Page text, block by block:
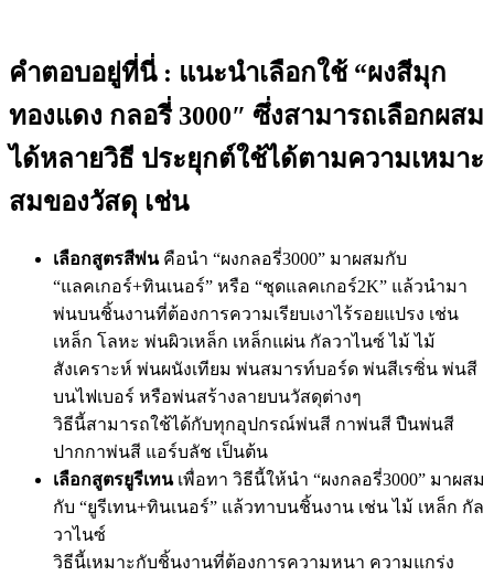
คำตอบอยู่ที่นี่ : แนะนำเลือกใช้ “ผงสีมุก
ทองแดง กลอรี่ 3000″ ซึ่งสามารถเลือกผสม
ได้หลายวิธี ประยุกต์ใช้ได้ตามความเหมาะ
สมของวัสดุ เช่น
เลือกสูตรสีพ่นคือนำ “ผงกลอรี่3000” มาผสมกับ
“แลคเกอร์+ทินเนอร์” หรือ “ชุดแลคเกอร์2K” แล้วนำมา
พ่นบนชิ้นงานที่ต้องการความเรียบเงาไร้รอยแปรง เช่น
เหล็ก โลหะ พ่นผิวเหล็ก เหล็กแผ่น กัลวาไนซ์ ไม้ ไม้
สังเคราะห์ พ่นผนังเทียม พ่นสมารท์บอร์ด พ่นสีเรซิ่น พ่นสี
บนไฟเบอร์ หรือพ่นสร้างลายบนวัสดุต่างๆ
วิธีนี้สามารถใช้ได้กับทุกอุปกรณ์พ่นสี กาพ่นสี ปืนพ่นสี
ปากกาพ่นสี แอร์บลัช เป็นต้น
เลือกสูตรยูรีเทนเพื่อทา วิธีนี้ให้นำ “ผงกลอรี่3000” มาผสม
กับ “ยูรีเทน+ทินเนอร์” แล้วทาบนชิ้นงาน เช่น ไม้ เหล็ก กัล
วาไนซ์
วิธีนี้เหมาะกับชิ้นงานที่ต้องการความหนา ความแกร่ง